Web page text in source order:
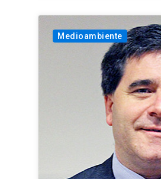
Medioambiente